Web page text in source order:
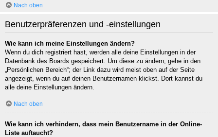
Nach oben
Benutzerpräferenzen und -einstellungen
Wie kann ich meine Einstellungen ändern?
Wenn du dich registriert hast, werden alle deine Einstellungen in der
Datenbank des Boards gespeichert. Um diese zu ändern, gehe in den
„Persönlichen Bereich“; der Link dazu wird meist oben auf der Seite
angezeigt, wenn du auf deinen Benutzernamen klickst. Dort kannst du
alle deine Einstellungen ändern.
Nach oben
Wie kann ich verhindern, dass mein Benutzername in der Online-
Liste auftaucht?